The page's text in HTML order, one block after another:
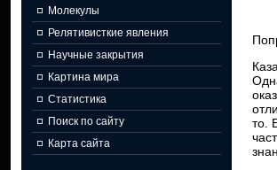
Молекулы
Релятивисткие явления
Научные закрытия
Картина мира
Статистика
Поиск по сайту
Карта сайта
то.